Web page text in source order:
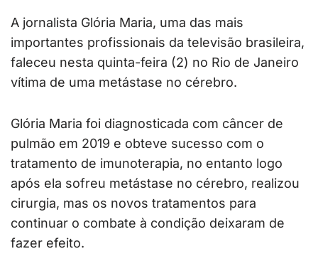
A jornalista Glória Maria, uma das mais
importantes profissionais da televisão brasileira,
faleceu nesta quinta-feira (2) no Rio de Janeiro
vítima de uma metástase no cérebro.
Glória Maria foi diagnosticada com câncer de
pulmão em 2019 e obteve sucesso com o
tratamento de imunoterapia, no entanto logo
após ela sofreu metástase no cérebro, realizou
cirurgia, mas os novos tratamentos para
continuar o combate à condição deixaram de
fazer efeito.